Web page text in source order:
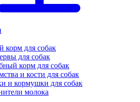
корм для собак
для собак
корм для собак
и кости для собак
и кормушки для собак
молока